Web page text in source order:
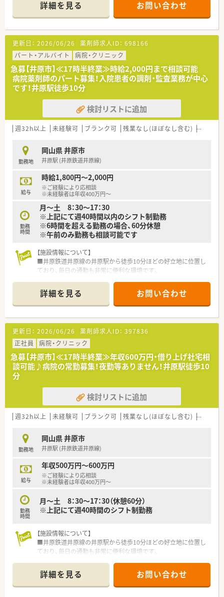
＜業務内容＞
■近隣の医院より内科や小児科、皮膚科、糖尿病内科など幅広い
処方を応需しています。
■処方箋枚数は約120～130枚/日です。
＜研修制度＞
■基本は配属店舗での OJT研修です。必要に応じて職種別・階層
別の研修に参加して頂きます。
■未経験者やブランクの長い方については各種勉強会や集合研
修にご参加頂いておりますのでご安心ください。
■東証プライム上場スズケングループの地場大手チェーン薬局
です。
の医療貢献に取り組み、中国エリアに116店舗の薬局を展開する
法人です。
■全ての患者様が同等かつ上質な医療を受けることができるよ
う、笑顔をキーワードに患者様の為に何ができるかを常に考え、
日々の業務を行います。
■しっかりと基盤を固め、まずは保険薬局として患者さんに寄り
添って服薬指導を行う「かかりつけ薬局」になること。その上で
健康に関する相談窓口として地域の皆様の主体的な健康の維持・
増進を積極的に支援する「健康サポート薬局」を目指し、さらに
病院や介護施設などと連携を強化することで地域包括ケアにつ
ながっていく事に重きを置いています。
拠点として情報の発信や健康イベント開催などの取り組みを行
っています。
■無菌調剤対応薬局の設置や関連会社の介護サービス事業を展
開するサンキ・ウエルビィ（株）との連携、そして中国地方最大級
の店舗網を生かし、地域の皆さまが安心して暮らせる街づくりを
支援します。
＜こんな方にもおすすめ＞
■キャリアアップを目指す方、自身のスキルを磨きたい方
■福利厚生・教育体制が整っている会社で働きたい方
詳細を見る お問い合わせ
更新日： 2026/06/26 薬剤師求人ID： 698166
パート・アルバイト
病院・クリニック
急募【井原市】≪17時半終業≫時給2,000円まで相談可能
病院薬剤師のパート募集！入院患者の調剤・監査業務が中心
です！井原駅徒歩10分
検討リストに追加
週32h以上 未経験可 ブランク可 残業なし(ほぼなし含む) 車通勤
勤務地
岡山県 井原市
井原駅 (井原鉄道井原線)
給与
時給1,800円～2,000円
※ご経験により応相談
※未経験者は年収400万円～
勤務
時間
月～土 8：30～17：30
※上記にて週40時間以内のシフト制勤務
※6時間を超える勤務の場合、60分休憩
※午前のみ勤務も相談可能です
【施設情報について】
■井原鉄道井原線の井原駅から徒歩10分ほどの好立地に位置し
ており、毎日の通勤も非常に便利な環境です。
おり、地域医療の中核を担う環境で働けます。
■現在は薬剤師常勤1名と調剤助手1名の少人数体制で業務を行
っており、連携を取りながら業務を進めます。
【こんな取り組みをしています】
■井原地区で初となる介護医療院を開設するなど、地域の医療ニ
ーズに合わせて新しい取り組みを積極的に行っています。
■透析医療やリハビリテーションなど専門性の高い医療サービ
スの提供にも力を入れ、地域医療の質を高めています。
■在宅支援を含めた地域医療への貢献を重視しており、退院後の
【こんな方にオススメ】
■病院での勤務に興味があるものの経験がなく、基礎からしっか
りと業務を学びたいと考えている方に最適です。
境で長く働きたいと考えている方にお勧めします。
■調剤業務だけでなく病棟業務やチーム医療に関わり、薬剤師と
しての職能を広げたい方に適している求人です。
詳細を見る お問い合わせ
更新日： 2026/06/26 薬剤師求人ID： 397836
正社員
病院・クリニック
急募【井原市】≪17時半終業≫年収600万円・借り上げ社宅相
談可能♪病院の常勤募集！夜勤等ありません！井原駅徒歩10
分
検討リストに追加
週32h以上 未経験可 ブランク可 残業なし(ほぼなし含む) 車通勤
勤務地
岡山県 井原市
井原駅 (井原鉄道井原線)
給与
年収500万円～600万円
※ご経験により応相談
※未経験者は年収400万円～
勤務
時間
月～土 8：30～17：30（休憩60分）
※上記にて週40時間のシフト制勤務
【施設情報について】
■井原鉄道井原線の井原駅から徒歩10分ほどの好立地に位置し
ており、毎日の通勤も非常に便利な環境です。
おり、地域医療の中核を担う環境で働けます。
■現在は薬剤師常勤1名と調剤助手1名の少人数体制で業務を行
っており、連携を取りながら業務を進めます。
詳細を見る お問い合わせ